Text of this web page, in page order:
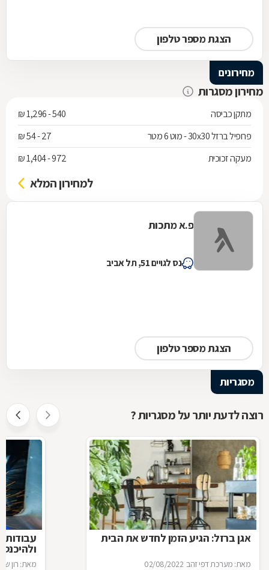
הצגת מספר טלפון
מחירונים
מחירון מסגרות
מתקן כביסה
540 - 1,296 ₪
פרופיל ברזל 30x30 - מוט 6 מטר
27 - 54 ₪
מעקה זכוכית
972 - 1,404 ₪
למחירון המלא
פ.א מתכות
נס לגויים 51, תל אביב
הצגת מספר טלפון
מסגריות
רוצה לדעת יותר על מסגריות ?
אגן ברזל: הגיע הזמן לחדש את הבית
מאת: מערכת דפי זהב 02/08/2022
עבודות
מאת: רון